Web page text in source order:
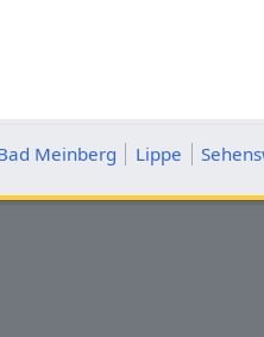
Meinberg Lippe